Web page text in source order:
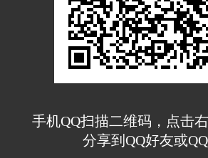
手机QQ扫描二维码，点击右
分享到QQ好友或